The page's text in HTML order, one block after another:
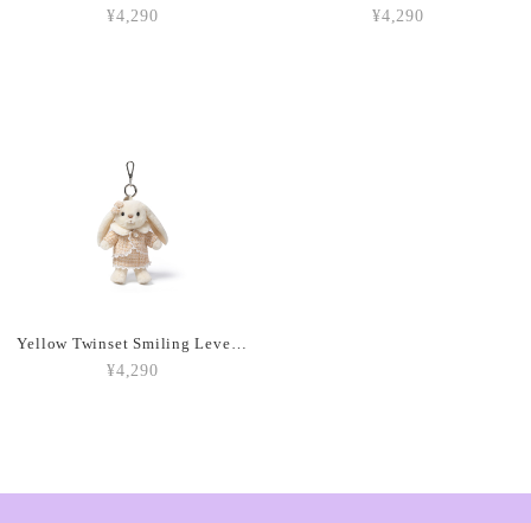
¥4,290
¥4,290
Yellow Twinset Smiling Leveret Charm_MC600149
¥4,290